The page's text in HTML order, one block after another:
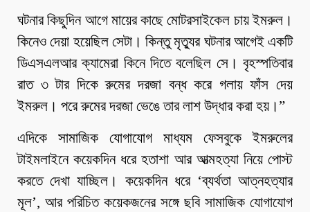
ঘটনার কিছুদিন আগে মায়ের কাছে মোটরসাইকেল চায় ইমরুল।
কিনেও দেয়া হয়েছিল সেটা। কিন্তু মৃত্যুর ঘটনার আগেই একটি
ডিএসএলআর ক্যামেরা কিনে দিতে বলেছিল সে। বৃহস্পতিবার
রাত ৩ টার দিকে রুমের দরজা বন্ধ করে গলায় ফাঁস দেয়
ইমরুল। পরে রুমের দরজা ভেঙে তার লাশ উদ্ধার করা হয়।”
এদিকে সামাজিক যোগাযোগ মাধ্যম ফেসবুকে ইমরুলের
টাইমলাইনে কয়েকদিন ধরে হতাশা আর আত্মহত্যা নিয়ে পোস্ট
করতে দেখা যাচ্ছিল। কয়েকদিন ধরে ‘ব্যর্থতা আত্নহত্যার
মূল’, আর পরিচিত কয়েকজনের সঙ্গে ছবি সামাজিক যোগাযোগ